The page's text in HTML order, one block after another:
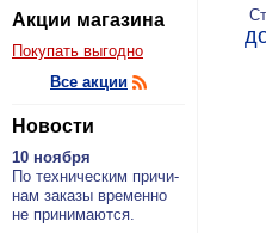
Акции магазина
Покупать выгодно
Все акции
Новости
10 ноября
По тех­ни­че­ским при­чи­
нам за­ка­зы вре­мен­но
не при­ни­ма­ют­ся.